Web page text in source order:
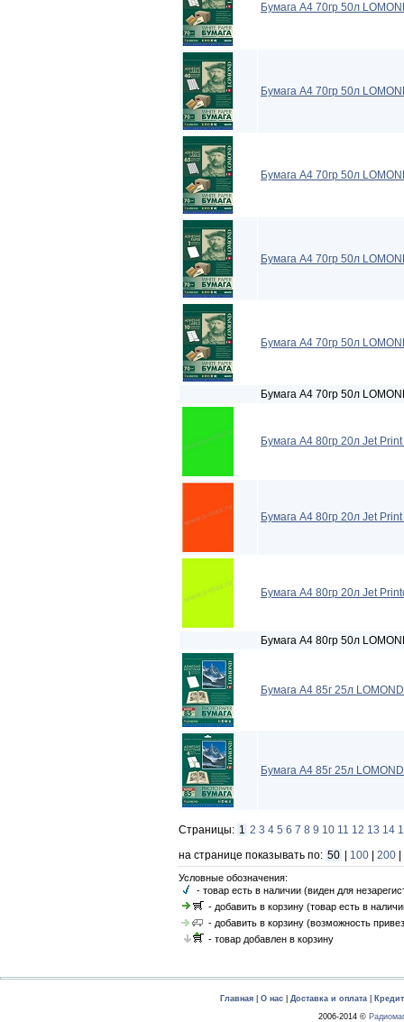
Бумага A4 70гр 50л
Бумага A4 70гр 50л
Бумага A4 70гр 50л
Бумага A4 70гр 50л
Бумага A4 70гр 50л
Бумага A4 70гр 50л
Бумага A4 80гр 20л Jet
Бумага A4 80гр 20л Jet
Бумага A4 80гр 20л Jet
Бумага A4 80гр 50л
Бумага A4 85г 25л
Бумага A4 85г 25л
Страницы: 1 2 3 4 5 6 7 8 9 10 11 12 13 14
на странице показывать по: 50 100 200
Условные обозначения:
- товар есть в наличии (виден для
- добавить в корзину (товар есть в
- добавить в корзину (возможность
- товар добавлен в корзину
Главная О нас Доставка и оплата
2006-2014 ©